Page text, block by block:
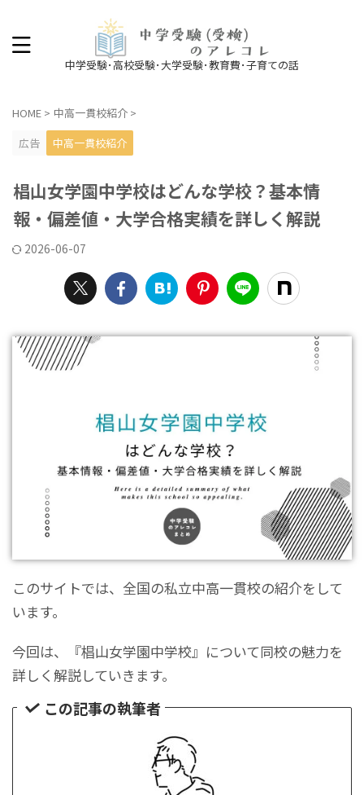
中学受験･高校受験･大学受験･教育費･子育ての話
HOME > 中高一貫校紹介 >
広告
中高一貫校紹介
椙山女学園中学校はどんな学校？基本情
報・偏差値・大学合格実績を詳しく解説
2026-06-07
このサイトでは、全国の私立中高一貫校の紹介をして
います。
今回は、『椙山女学園中学校』について同校の魅力を
詳しく解説していきます。
この記事の執筆者